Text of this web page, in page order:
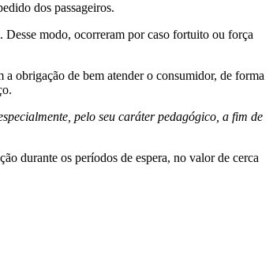
dos passageiros.
Desse modo, ocorreram por caso fortuito ou força
obrigação de bem atender o consumidor, de forma
pelo seu caráter pedagógico, a fim de
durante os períodos de espera, no valor de cerca